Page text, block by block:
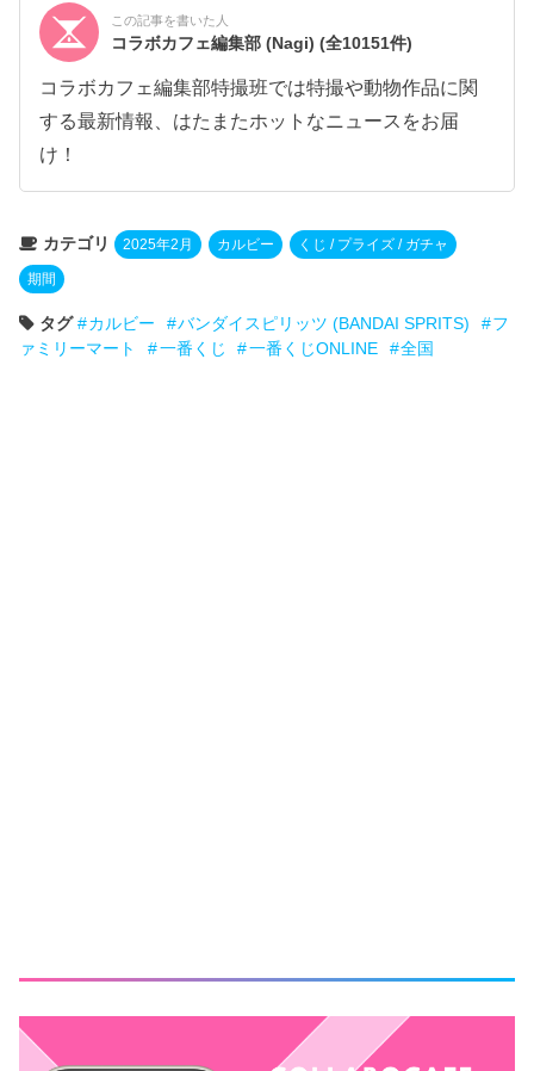
この記事を書いた人
コラボカフェ編集部 (Nagi)(全10151件)
コラボカフェ編集部特撮班では特撮や動物作品に関
する最新情報、はたまたホットなニュースをお届
け！
カテゴリ 2025年2月 カルビー くじ / プライズ / ガチャ
期間
タグ カルビー バンダイスピリッツ (BANDAI SPRITS)
フ
ァミリーマート
一番くじ 一番くじONLINE 全国